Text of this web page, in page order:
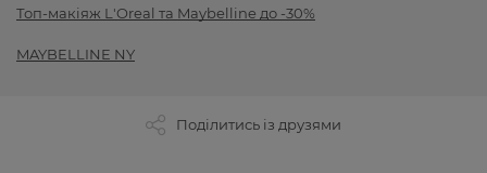
Топ-макіяж L'Oreal та Maybelline до -30%
MAYBELLINE NY
Поділитись із друзями